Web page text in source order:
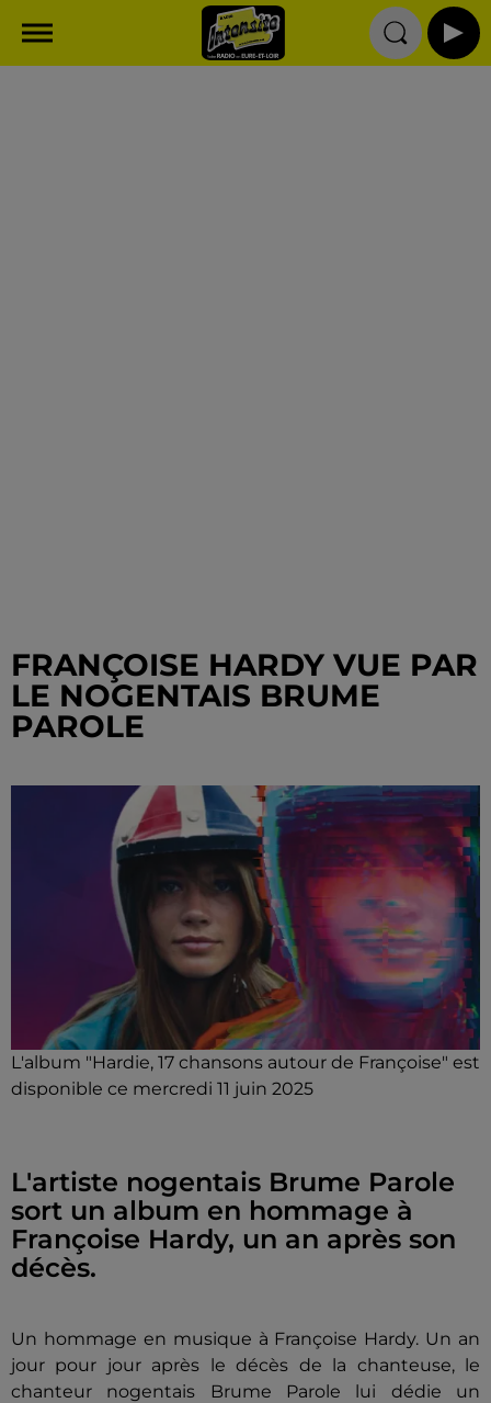
FRANÇOISE HARDY VUE PAR
LE NOGENTAIS BRUME
PAROLE
L'album "Hardie, 17 chansons autour de Françoise" est
disponible ce mercredi 11 juin 2025
L'artiste nogentais Brume Parole
sort un album en hommage à
Françoise Hardy, un an après son
décès.
Un hommage en musique à Françoise Hardy. Un an
jour pour jour après le décès de la chanteuse, le
chanteur nogentais Brume Parole lui dédie un